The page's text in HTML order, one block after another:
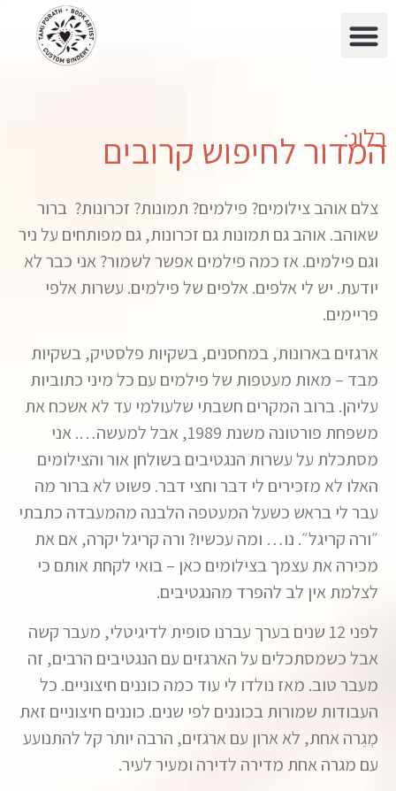
בלוג:
המדור לחיפוש קרובים
צלם אוהב צילומים? פילמים? תמונות? זכרונות? ברור
שאוהב. אוהב גם תמונות גם זכרונות, גם מפותחים על ניר
וגם פילמים. אז כמה פילמים אפשר לשמור? אני כבר לא
יודעת. יש לי אלפים. אלפים של פילמים. עשרות אלפי
פריימים.
ארגזים בארונות, במחסנים, בשקיות פלסטיק, בשקיות
מבד – מאות מעטפות של פילמים עם כל מיני כתוביות
עליהן. ברוב המקרים חשבתי שלעולמי עד לא אשכח את
משפחת פורטונה משנת 1989, אבל למעשה…. אני
מסתכלת על עשרות הנגטיבים בשולחן אור והצילומים
האלו לא מזכירים לי דבר וחצי דבר. פשוט לא ברור מה
עבר לי בראש כשעל המעטפה הלבנה מהמעבדה כתבתי
״ורה קריגל״. נו… ומה עכשיו? ורה קריגל יקרה, אם את
מכירה את עצמך בצילומים כאן – בואי לקחת אותם כי
לצלמת אין לב להפרד מהנגטיבים.
לפני 12 שנים בערך עברנו סופית לדיגיטלי, מעבר קשה
אבל כשמסתכלים על הארגזים עם הנגטיבים הרבים, זה
מעבר טוב. מאז נולדו לי עוד כמה כוננים חיצוניים. כל
העבודות שמורות בכוננים לפי שנים. כוננים חיצוניים זאת
מְגֵרה אחת, לא ארון עם ארגזים, הרבה יותר קל להתנועע
עם מגרה אחת מדירה לדירה ומעיר לעיר.